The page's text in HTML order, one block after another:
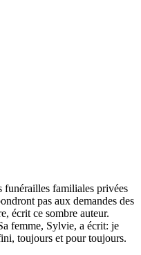
funérailles familiales privées
pas aux demandes des
écrit ce sombre auteur.
femme, Sylvie, a écrit: je
toujours et pour toujours.